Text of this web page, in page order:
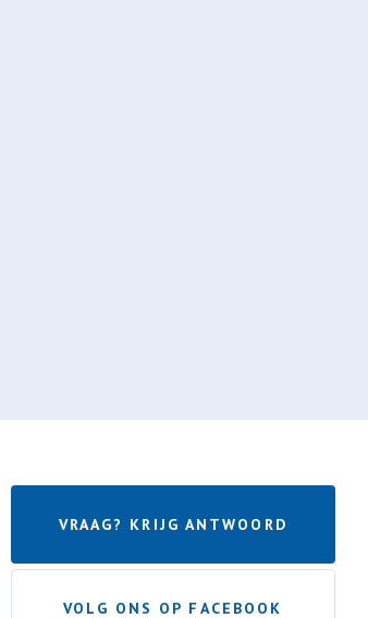
VRAAG? KRIJG ANTWOORD
VOLG ONS OP FACEBOOK